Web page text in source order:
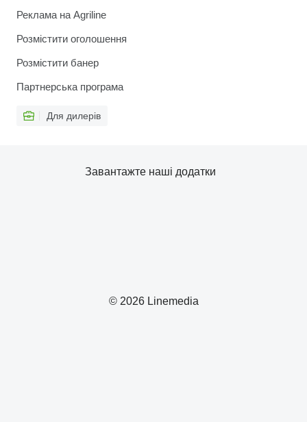
Реклама на Agriline
Розмістити оголошення
Розмістити банер
Партнерська програма
Для дилерів
© 2026 Linemedia
Завантажте наші додатки